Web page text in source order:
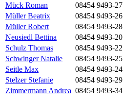
Mück Roman
08454 9493-27
Müller Beatrix
08454 9493-26
Müller Robert
08454 9493-28
Neusiedl Bettina
08454 9493-20
Schulz Thomas
08454 9493-22
Schwinger Natalie
08454 9493-25
Seitle Max
08454 9493-24
Stelzer Stefanie
08454 9493-29
Zimmermann Andrea 08454 9493-34